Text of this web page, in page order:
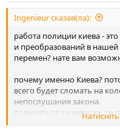
Ingenieur сказав(ла):
работа полиции киева -
и преобразований в
перемен? нате вам
почему именно Киева?
всего будет сломать на
непослушания закона.
получиться у киевских, то
следующие? Одесса?